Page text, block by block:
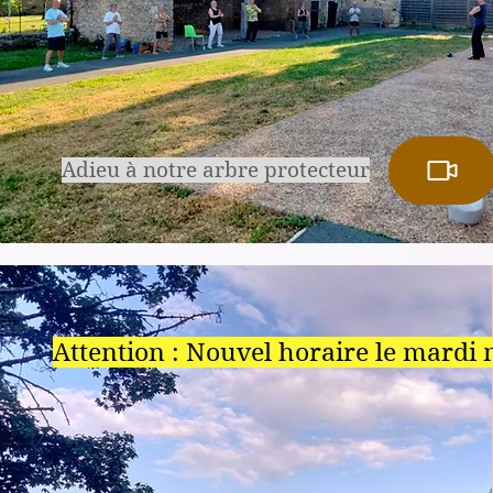
Adieu à notre arbre protecteur
Attention : Nouvel horaire le mardi